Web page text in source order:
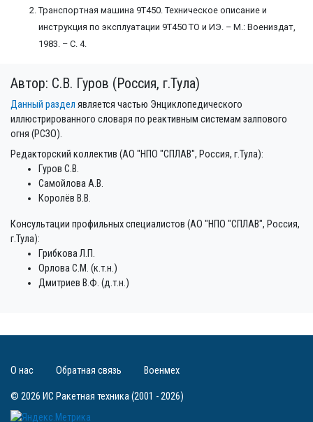
Транспортная машина 9Т450. Техническое описание и
инструкция по эксплуатации 9Т450 ТО и ИЭ. – М.: Воениздат,
1983. – С. 4.
Автор: С.В. Гуров (Россия, г.Тула)
Данный раздел является частью Энциклопедического
иллюстрированного словаря по реактивным системам залпового
огня (РСЗО).
Редакторский коллектив (АО "НПО "СПЛАВ", Россия, г.Тула):
Гуров С.В.
Самойлова А.В.
Королёв В.В.
Консультации профильных специалистов (АО "НПО "СПЛАВ", Россия,
г.Тула):
Грибкова Л.П.
Орлова С.М. (к.т.н.)
Дмитриев В.Ф. (д.т.н.)
© 2026 ИС Ракетная техника (2001 - 2026)
О нас Обратная связь Военмех